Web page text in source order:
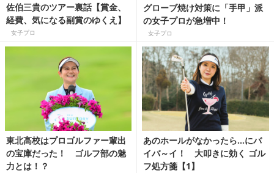
佐伯三貴のツアー裏話【賞金、
経費、気になる副賞のゆくえ】
女子プロ
グローブ焼け対策に「手甲」派
の女子プロが急増中！
女子プロ
東北高校はプロゴルファー輩出
の宝庫だった！ ゴルフ部の魅
力とは！？
あのホールがなかったら…にバ
イバ～イ！ 大叩きに効く ゴル
フ処方箋【1】